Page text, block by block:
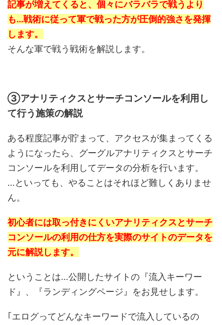
記事が増えてくると、個々にバラバラで戦うより
も…戦術に従って軍で戦った方が圧倒的強さを発揮
します。
そんな軍で戦う戦術を解説します。
③アナリティクスとサーチコンソールを利用し
て行う施策の解説
ある程度記事が貯まって、アクセスが集まってくる
ようになったら、グーグルアナリティクスとサーチ
コンソールを利用してデータの分析を行います。
…といっても、やることはそれほど難しくありませ
ん。
初心者には取っ付きにくいアナリティクスとサーチ
コンソールの利用の仕方を実際のサイトのデータを
元に解説します。
ということは…公開したサイトの『流入キーワー
ド』、『ランディングページ』をお見せします。
｢エログってどんなキーワードで流入しているの